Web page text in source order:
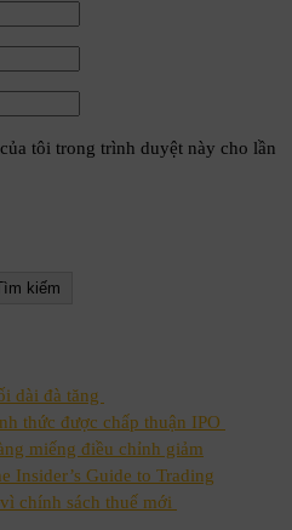
tôi trong trình duyệt này cho lần
kiếm
dài đà tăng
thức được chấp thuận IPO
miếng điều chỉnh giảm
Insider’s Guide to Trading
chính sách thuế mới